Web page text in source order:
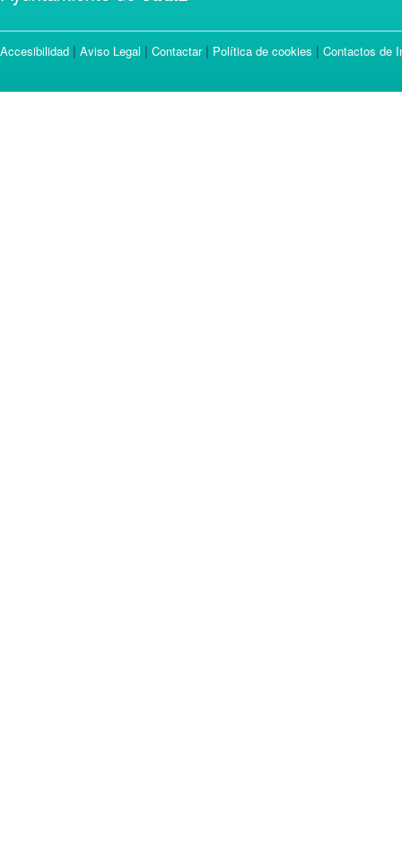
Accesibilidad | Aviso Legal | Contactar| Política de cookies | Contactos de